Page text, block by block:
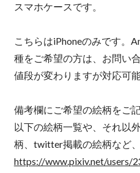
スマホケースです。
こちらはiPhoneのみです。
種をご希望の方は、お問い
値段が変わりますが対応可
備考欄にご希望の絵柄をご
以下の絵柄一覧や、それ以
柄、twitter掲載の絵柄など
https://www.pixiv.net/users/